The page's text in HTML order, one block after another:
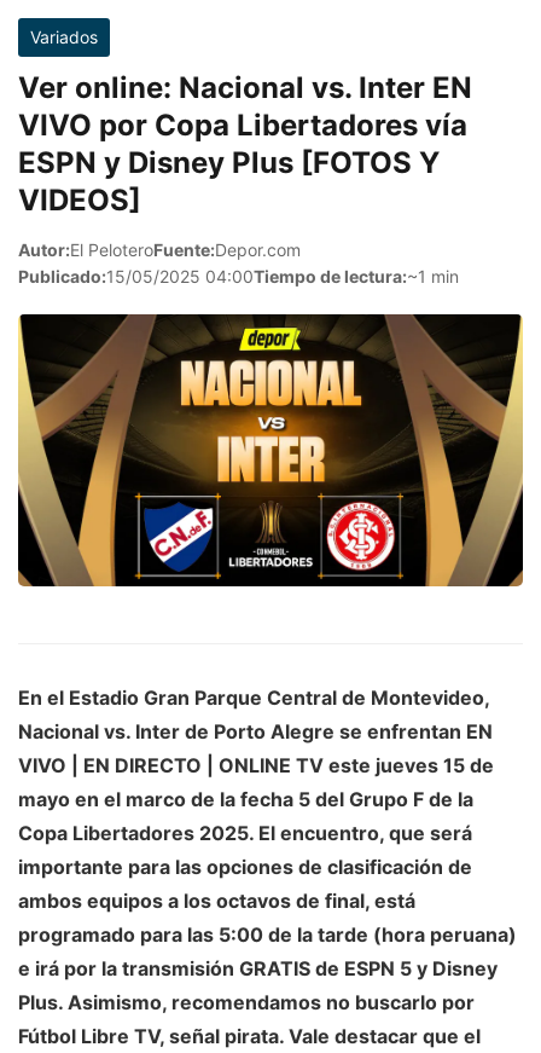
Variados
Ver online: Nacional vs. Inter EN
VIVO por Copa Libertadores vía
ESPN y Disney Plus [FOTOS Y
VIDEOS]
Autor:El PeloteroFuente:Depor.com
Publicado:15/05/2025 04:00Tiempo de lectura:~1 min
En el Estadio Gran Parque Central de Montevideo,
Nacional vs. Inter de Porto Alegre se enfrentan EN
VIVO | EN DIRECTO | ONLINE TV este jueves 15 de
mayo en el marco de la fecha 5 del Grupo F de la
Copa Libertadores 2025. El encuentro, que será
importante para las opciones de clasificación de
ambos equipos a los octavos de final, está
programado para las 5:00 de la tarde (hora peruana)
e irá por la transmisión GRATIS de ESPN 5 y Disney
Plus. Asimismo, recomendamos no buscarlo por
Fútbol Libre TV, señal pirata. Vale destacar que el